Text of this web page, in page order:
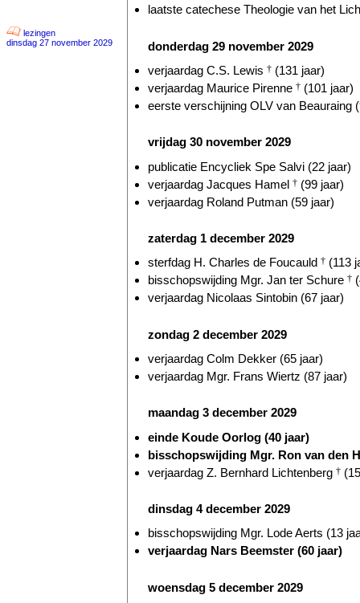
lezingen
dinsdag 27 november 2029
laatste catechese Theologie van het
donderdag 29 november 2029
verjaardag C.S. Lewis † (131 jaar)
verjaardag Maurice Pirenne † (101 jaar)
eerste verschijning OLV van Beauraing
vrijdag 30 november 2029
publicatie Encycliek Spe Salvi (22 jaar)
verjaardag Jacques Hamel † (99 jaar)
verjaardag Roland Putman (59 jaar)
zaterdag 1 december 2029
sterfdag H. Charles de Foucauld † (113
bisschopswijding Mgr. Jan ter Schure †
verjaardag Nicolaas Sintobin (67 jaar)
zondag 2 december 2029
verjaardag Colm Dekker (65 jaar)
verjaardag Mgr. Frans Wiertz (87 jaar)
maandag 3 december 2029
einde Koude Oorlog (40 jaar)
bisschopswijding Mgr. Ron van den
verjaardag Z. Bernhard Lichtenberg †
dinsdag 4 december 2029
bisschopswijding Mgr. Lode Aerts (13
verjaardag Nars Beemster (60 jaar)
woensdag 5 december 2029